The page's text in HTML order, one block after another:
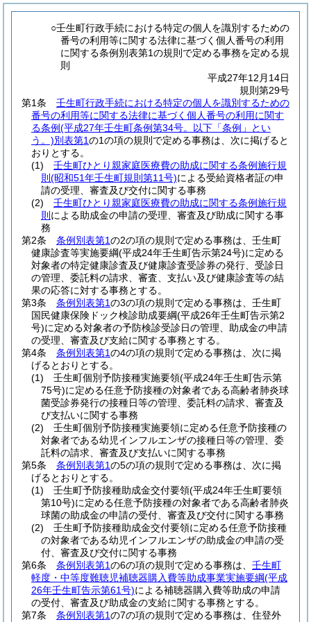
○壬生町行政手続における特定の個人を識別するための
番号の利用等に関する法律に基づく個人番号の利用
に関する条例別表第1の規則で定める事務を定める規
則
平成27年12月14日
規則第29号
第1条
壬生町行政手続における特定の個人を識別するための
番号の利用等に関する法律に基づく個人番号の利用に関す
る条例(平成27年壬生町条例第34号。以下「条例」とい
う。)別表第1の1の項の規則で定める事務は、次に掲げると
おりとする。
(1)
壬生町ひとり親家庭医療費の助成に関する条例施行規
則 (昭和51年壬生町規則第11号)による受給資格者証の申
請の受理、審査及び交付に関する事務
(2)
壬生町ひとり親家庭医療費の助成に関する条例施行規
則 による助成金の申請の受理、審査及び助成に関する事
務
第2条
条例別表第1の2の項の規則で定める事務は、壬生町
健康診査等実施要綱(平成24年壬生町告示第24号)に定める
対象者の特定健康診査及び健康診査受診券の発行、受診日
の管理、委託料の請求、審査、支払い及び健康診査等の結
果の応答に対する事務とする。
第3条
条例別表第1の3の項の規則で定める事務は、壬生町
国民健康保険ドック検診助成要綱(平成26年壬生町告示第2
号)に定める対象者の予防検診受診日の管理、助成金の申請
の受理、審査及び支給に関する事務とする。
第4条
条例別表第1の4の項の規則で定める事務は、次に掲
げるとおりとする。
(1)
壬生町個別予防接種実施要領(平成24年壬生町告示第
75号)に定める任意予防接種の対象者である高齢者肺炎球
菌受診券発行の接種日等の管理、委託料の請求、審査及
び支払いに関する事務
(2)
壬生町個別予防接種実施要領に定める任意予防接種の
対象者である幼児インフルエンザの接種日等の管理、委
託料の請求、審査及び支払いに関する事務
第5条
条例別表第1の5の項の規則で定める事務は、次に掲
げるとおりとする。
(1)
壬生町予防接種助成金交付要領(平成24年壬生町要領
第10号)に定める任意予防接種の対象者である高齢者肺炎
球菌の助成金の申請の受付、審査及び交付に関する事務
(2)
壬生町予防接種助成金交付要領に定める任意予防接種
の対象者である幼児インフルエンザの助成金の申請の受
付、審査及び交付に関する事務
第6条
条例別表第1の6の項の規則で定める事務は、 壬生町
軽度・中等度難聴児補聴器購入費等助成事業実施要綱(平成
26年壬生町告示第61号)による補聴器購入費等助成の申請
の受付、審査及び助成金の支給に関する事務とする。
第7条
条例別表第1の7の項の規則で定める事務は、住登外